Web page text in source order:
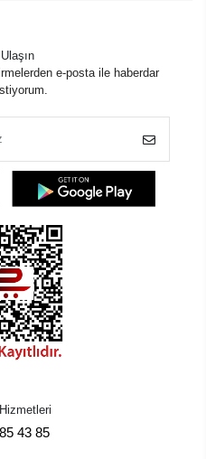
e-posta ile haberdar
43 85